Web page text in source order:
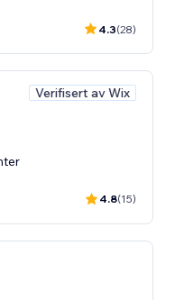
4.3(28)
Verifisert av Wix
4.8(15)